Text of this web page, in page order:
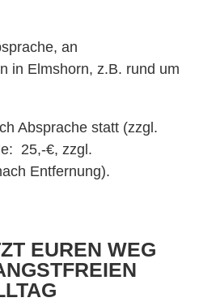
an
in Elmshorn, z.B. rund um
Absprache statt (zzgl.
25,-€, zzgl.
Entfernung).
EUREN WEG